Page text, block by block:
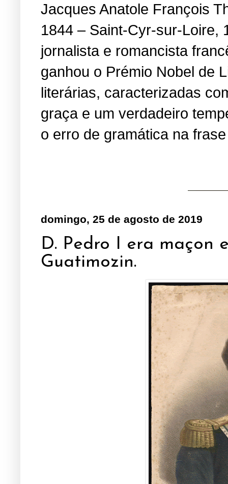
Jacques Anatole François
1844 – Saint-Cyr-sur-Loire,
jornalista e romancista
ganhou o Prémio Nobel de
literárias, caracterizadas
graça e um verdadeiro
o erro de gramática na
domingo, 25 de agosto de 2019
D. Pedro I era maçon
Guatimozin.